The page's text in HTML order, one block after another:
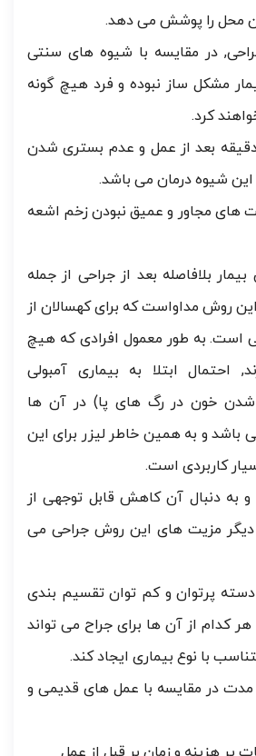
محل را پوشش می دهد.
در مقایسه با شیوه های سنتی
مشکل ساز نبوده و فرد هیچ گونه
کرد.
بیمار 20 دقیقه بعد از عمل و عدم بستری شدن
شیوه درمان می باشد.
های مجاور و عمیق نبودن زخم اشعه
بلافاصله بعد از جراحی از جمله
روش مداواست که برای کهسالان از
است. به طور معمول افرادی که هیچ
احتمال ابتلا به بیماری آمبولی
خون در رگ های پا) در آن ها
باشد و به همین خاطر لیزر برای این
کاربردی است.
به دنبال آن کاهش قابل توجهی از
دیگر مزیت های این روش جراحی می
دسته پرتوان و کم توان تقسیم بندی
کدام از آن ها برای جراح می تواند
با نوع بیماری ایجاد کند.
مدت در مقایسه با عمل های قدیمی و
پر هزینه و زمان بر قبل از عمل